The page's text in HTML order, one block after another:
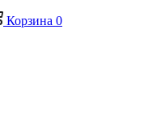
Корзина 0